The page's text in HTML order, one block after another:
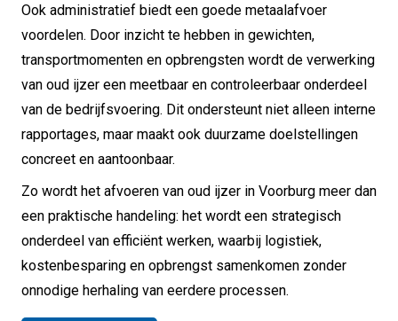
Ook administratief biedt een goede metaalafvoer
voordelen. Door inzicht te hebben in gewichten,
transportmomenten en opbrengsten wordt de verwerking
van oud ijzer een meetbaar en controleerbaar onderdeel
van de bedrijfsvoering. Dit ondersteunt niet alleen interne
rapportages, maar maakt ook duurzame doelstellingen
concreet en aantoonbaar.
Zo wordt het afvoeren van oud ijzer in Voorburg meer dan
een praktische handeling: het wordt een strategisch
onderdeel van efficiënt werken, waarbij logistiek,
kostenbesparing en opbrengst samenkomen zonder
onnodige herhaling van eerdere processen.